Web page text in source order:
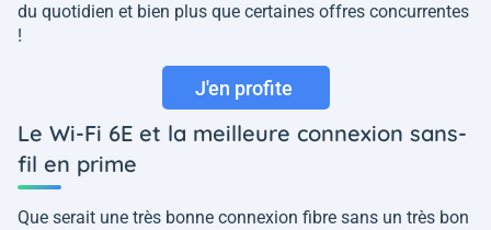
du quotidien et bien plus que certaines offres concurrentes
!
J'en profite
Le Wi-Fi 6E et la meilleure connexion sans-
fil en prime
Que serait une très bonne connexion fibre sans un très bon